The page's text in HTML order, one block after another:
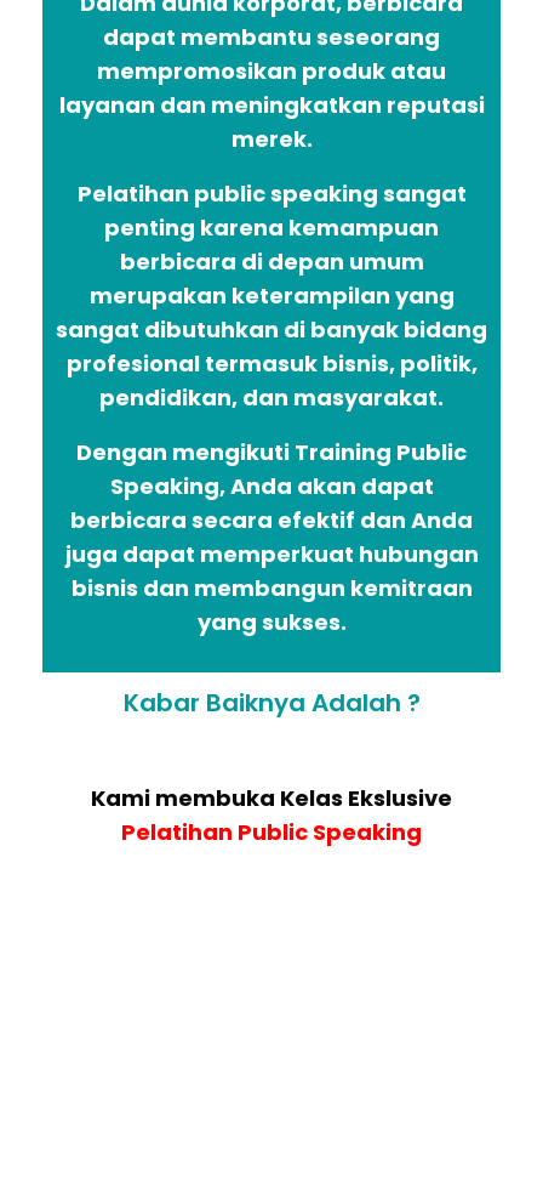
dapat membantu seseorang
mempromosikan produk atau
layanan dan meningkatkan reputasi
merek.
Pelatihan public speaking sangat
penting karena kemampuan
berbicara di depan umum
merupakan keterampilan yang
sangat dibutuhkan di banyak bidang
profesional termasuk bisnis, politik,
pendidikan, dan masyarakat.
Dengan mengikuti Training Public
Speaking, Anda akan dapat
berbicara secara efektif dan Anda
juga dapat memperkuat hubungan
bisnis dan membangun kemitraan
yang sukses.
Kabar Baiknya Adalah ?
Kami membuka Kelas Ekslusive
Pelatihan Public Speaking